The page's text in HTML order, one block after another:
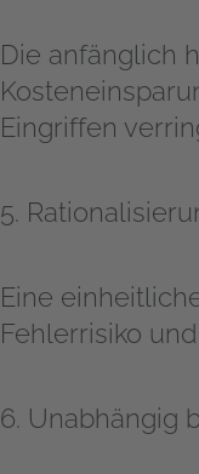
Die anfänglich
Eingriffen
5.
Eine
Fehlerrisiko
6. Unabhängig